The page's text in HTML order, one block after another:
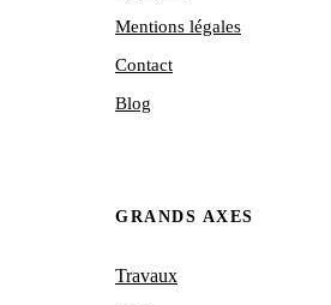
Mentions légales
Contact
Blog
GRANDS AXES
Travaux